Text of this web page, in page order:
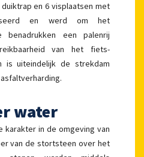
en 6 visplaatsen met
en werd om het
een palenrij
van het fiets-
is uiteindelijk de strekdam
water
karakter in de omgeving van
van de stortsteen over het